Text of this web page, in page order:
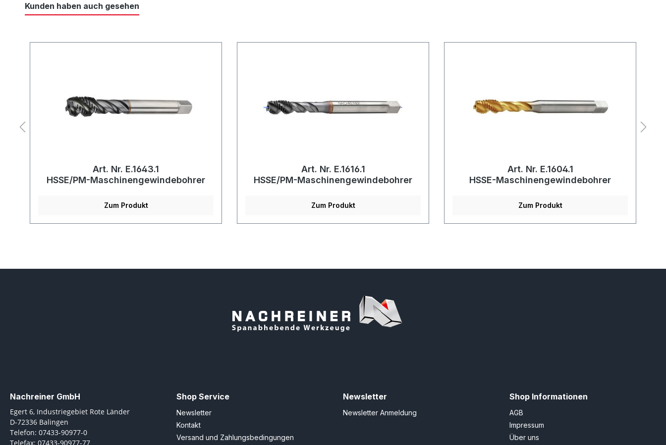
Kunden haben auch gesehen
Art. Nr. E.1643.1
HSSE/PM-Maschinengewindebohrer
Zum Produkt
Art. Nr. E.1616.1
HSSE/PM-Maschinengewindebohrer
Zum Produkt
Art. Nr. E.1604.1
HSSE-Maschinengewindebohrer
Zum Produkt
Nachreiner GmbH
Egert 6, Industriegebiet Rote Länder
D-72336 Balingen
Telefon: 07433-90977-0
Telefax: 07433-90977-77
Shop Service
Newsletter
Kontakt
Versand und Zahlungsbedingungen
Newsletter
Newsletter Anmeldung
Shop Informationen
AGB
Impressum
Über uns